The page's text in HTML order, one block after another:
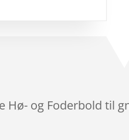
Hø- og Foderbold til